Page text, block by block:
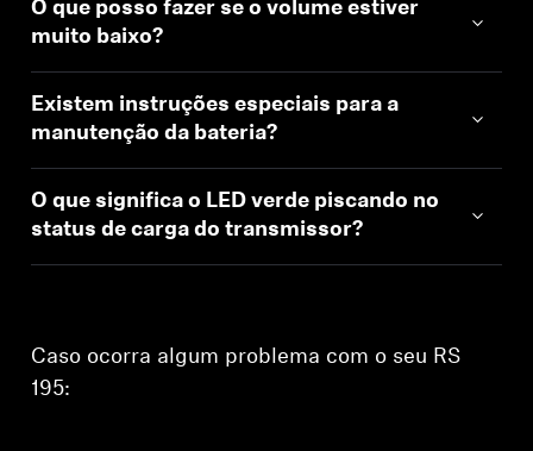
O que posso fazer se o volume estiver
muito baixo?
Existem instruções especiais para a
manutenção da bateria?
O que significa o LED verde piscando no
status de carga do transmissor?
Caso ocorra algum problema com o seu RS
195: